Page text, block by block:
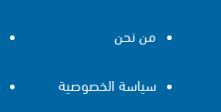
من نحن
سياسة الخصوصية